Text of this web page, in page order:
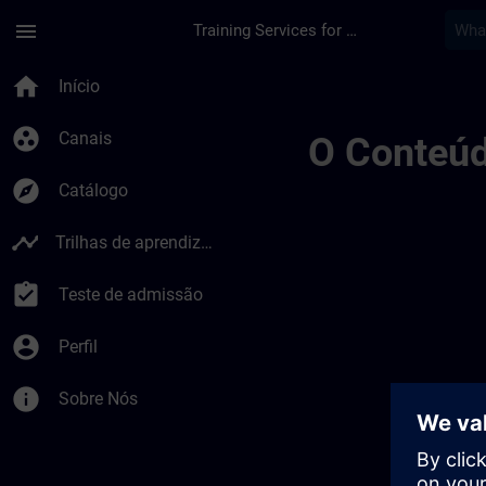
menu Training Services for Digital Industries
home Início
group_work Canais
explore Catálogo
timeline Trilhas de aprendizagem
assignment_turned_in Teste de admissão
account_circle Perfil
info Sobre Nós
O